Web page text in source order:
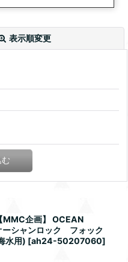
表示順変更
MMC企画】 OCEAN
シャンロック フォック
水用) [ah24-50207060]